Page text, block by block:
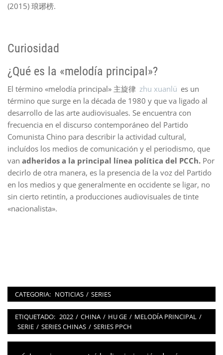
(2015) 琅琊榜.
Curiosidad
¿Qué es la «melodía principal»?
El término «melodía principal» 主旋律 zhu xuanlü es un
término que surge en la década de 1980 y que va ligado al
desarrollo de las arte audiovisuales. Se encuentra con
frecuencia en el discurso contemporáneo del Partido
Comunista Chino para describir la actividad cultural,
incluídos los medios de comunicación y el periodismo, que
van adheridos a la principal línea política del PCCh. Por
decirlo de otra manera, es la presencia de la voz del Partido
en los medios y que generalmente en occidente se ligar, no
sin cierto retintín, a producciones audiovisuales de tinte
«nacionalista».
CATEGORIA: NOTICIAS / SERIES
ETIQUETADO: 2022 / CHINA / HU GE / MELODÍA PRINCIPAL /
SERIE / SERIES CHINAS / SERIES PPCH
Navegación